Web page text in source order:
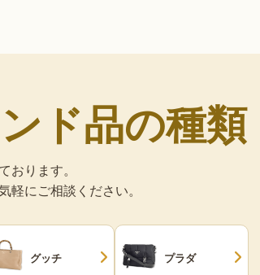
ド品の種類
ります。
軽にご相談ください。
グッチ プラダ